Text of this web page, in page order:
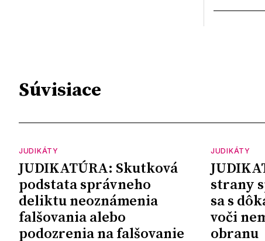
Súvisiace
JUDIKÁTY
JUDIKATÚRA: Skutková
podstata správneho
deliktu neoznámenia
falšovania alebo
podozrenia na falšovanie
JUDIKÁTY
strany
sa s
voči
obranu